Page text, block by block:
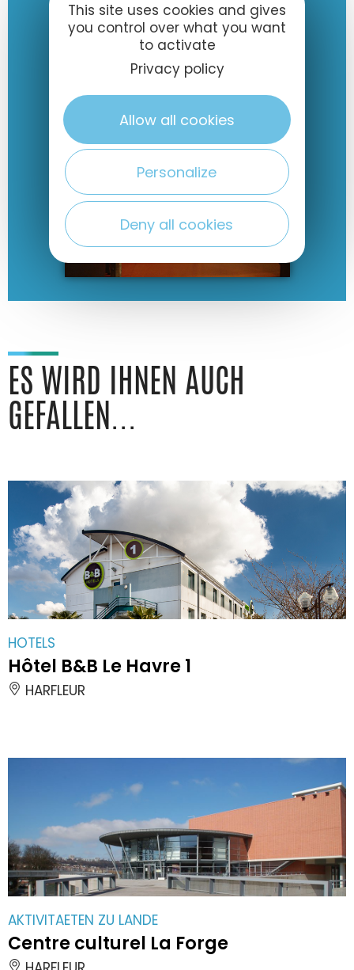
ES WIRD IHNEN AUCH
GEFALLEN...
HOTELS
Hôtel B&B Le Havre 1
HARFLEUR
AKTIVITAETEN ZU LANDE
Centre culturel La Forge
This site uses cookies and gives
you control over what you want
to activate
Privacy policy
Allow all cookies
Personalize
Deny all cookies